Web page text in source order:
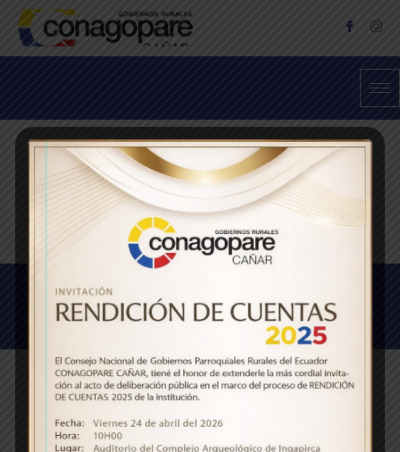
© 2023, Conagopare Cañar. Todos los derechos reservados.
Desarrollados por Ecuanegos